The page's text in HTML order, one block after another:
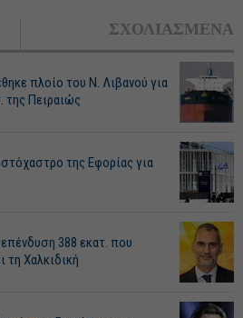
ΣΧΟΛΙΑΣΜΕΝΑ
πλοίο του Ν. Λιβανού για
της Πειραιώς
της Εφορίας για
388 εκατ. που
τη Χαλκιδική